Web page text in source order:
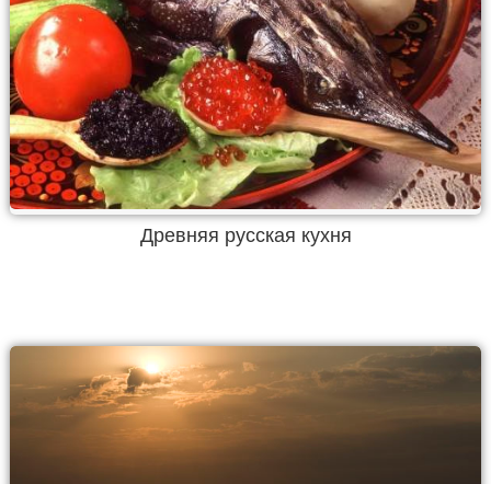
Древняя русская кухня